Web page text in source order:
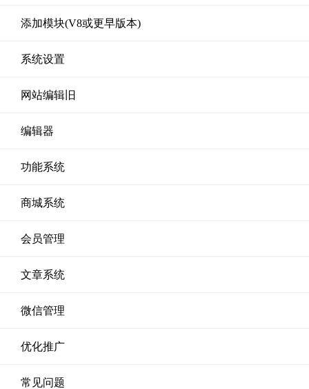
添加模块(V8或更早版本)
系统设置
网站编辑旧
编辑器
功能系统
商城系统
会员管理
文章系统
微信管理
优化推广
常见问题